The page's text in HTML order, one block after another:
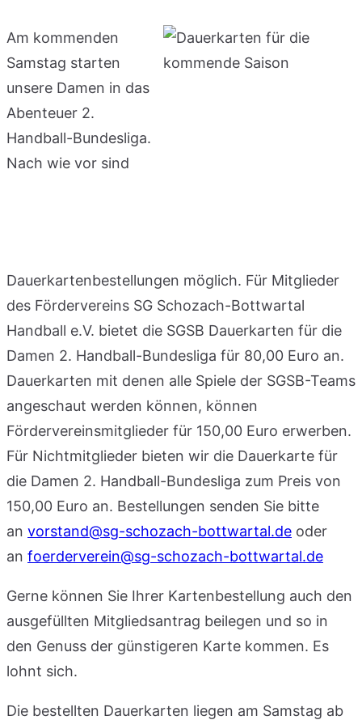
Am kommenden
Samstag starten
unsere Damen in das
Abenteuer 2.
Handball-Bundesliga.
Nach wie vor sind
Dauerkartenbestellungen möglich. Für Mitglieder
des Fördervereins SG Schozach-Bottwartal
Handball e.V. bietet die SGSB Dauerkarten für die
Damen 2. Handball-Bundesliga für 80,00 Euro an.
Dauerkarten mit denen alle Spiele der SGSB-Teams
angeschaut werden können, können
Fördervereinsmitglieder für 150,00 Euro erwerben.
Für Nichtmitglieder bieten wir die Dauerkarte für
die Damen 2. Handball-Bundesliga zum Preis von
150,00 Euro an. Bestellungen senden Sie bitte
an vorstand@sg-schozach-bottwartal.de oder
an foerderverein@sg-schozach-bottwartal.de
Gerne können Sie Ihrer Kartenbestellung auch den
ausgefüllten Mitgliedsantrag beilegen und so in
den Genuss der günstigeren Karte kommen. Es
lohnt sich.
Die bestellten Dauerkarten liegen am Samstag ab